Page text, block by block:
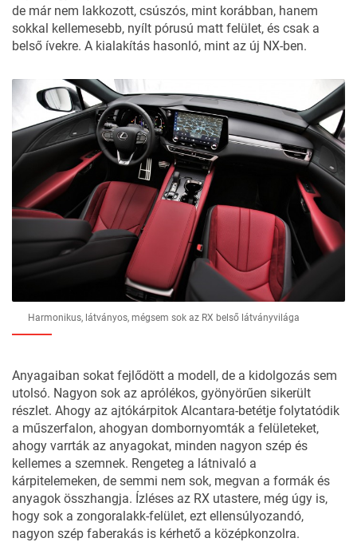
de már nem lakkozott, csúszós, mint korábban, hanem
sokkal kellemesebb, nyílt pórusú matt felület, és csak a
belső ívekre. A kialakítás hasonló, mint az új NX-ben.
Harmonikus, látványos, mégsem sok az RX belső látványvilága
Anyagaiban sokat fejlődött a modell, de a kidolgozás sem
utolsó. Nagyon sok az aprólékos, gyönyörűen sikerült
részlet. Ahogy az ajtókárpitok Alcantara-betétje folytatódik
a műszerfalon, ahogyan dombornyomták a felületeket,
ahogy varrták az anyagokat, minden nagyon szép és
kellemes a szemnek. Rengeteg a látnivaló a
kárpitelemeken, de semmi nem sok, megvan a formák és
anyagok összhangja. Ízléses az RX utastere, még úgy is,
hogy sok a zongoralakk-felület, ezt ellensúlyozandó,
nagyon szép faberakás is kérhető a középkonzolra.